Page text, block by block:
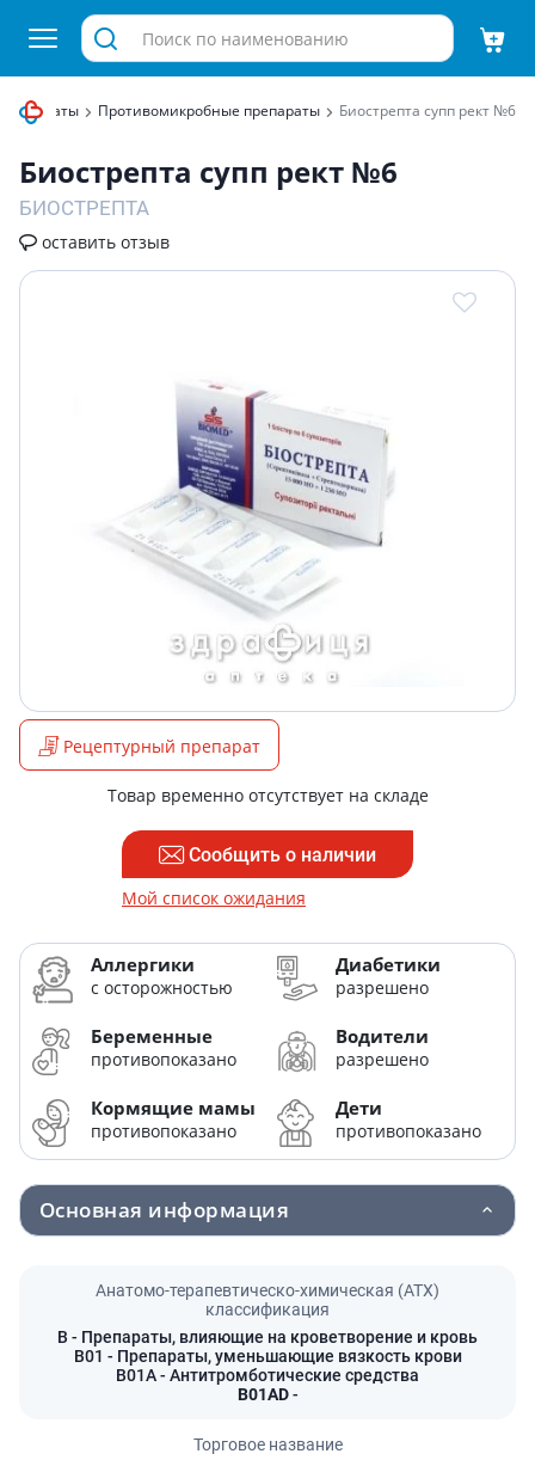
Противомикробные препараты Биострепта супп рект №6
Биострепта супп рект №6
БИОСТРЕПТА
оставить отзыв
Рецептурный препарат
Товар временно отсутствует на складе
Сообщить о наличии
Мой список ожидания
Аллергики
с осторожностью
Диабетики
разрешено
Беременные
противопоказано
Водители
разрешено
Кормящие мамы
противопоказано
Дети
противопоказано
Основная информация
Анатомо-терапевтическо-химическая (АТХ)
классификация
B - Препараты, влияющие на кроветворение и кровь
B01 - Препараты, уменьшающие вязкость крови
B01A- Антитромботические средства
B01AD-
Торговое название